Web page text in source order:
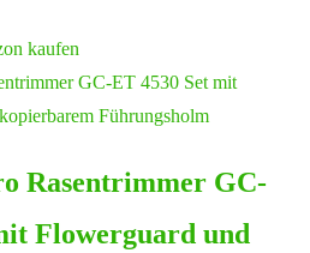
kaufen
Rasentrimmer GC-
Flowerguard und